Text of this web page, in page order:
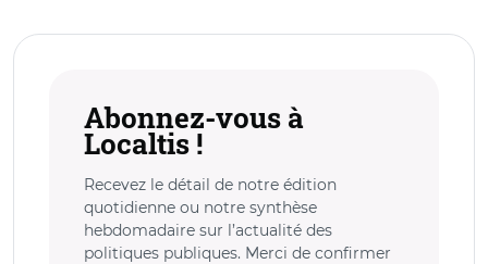
Abonnez-vous à
Localtis !
Recevez le détail de notre édition
quotidienne ou notre synthèse
hebdomadaire sur l’actualité des
politiques publiques. Merci de confirmer